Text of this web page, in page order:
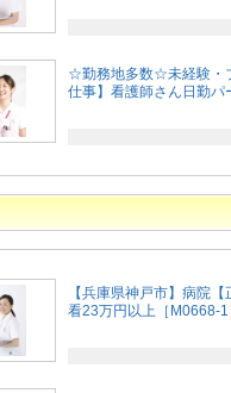
☆勤務地多数☆未経験・
仕事】看護師さん日勤パ
【兵庫県神戸市】病院
看23万円以上［M0668-1